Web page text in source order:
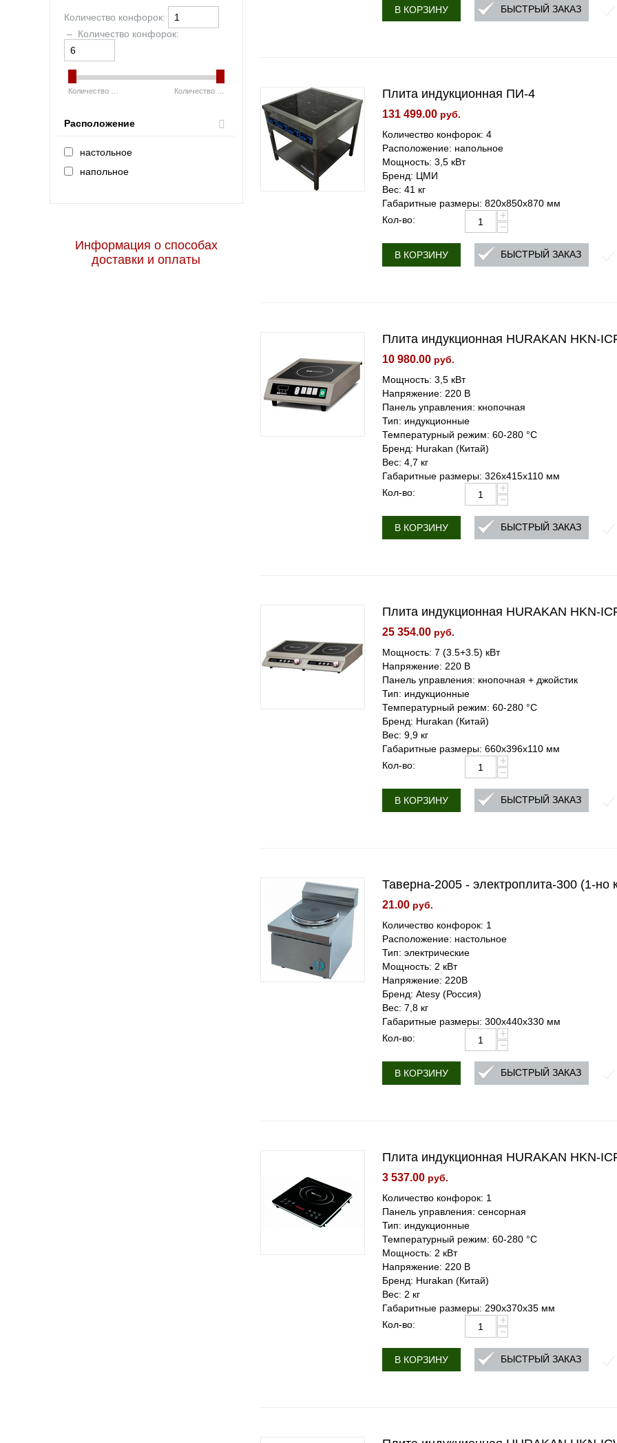
Количество конфорок:
– Количество конфорок:
Количество конфорок: Количество конфорок:
Расположение
настольное
напольное
Информация о способах
доставки и оплаты
В КОРЗИНУ БЫСТРЫЙ ЗАКАЗ
Плита индукционная ПИ-4
131 499.00 руб.
Количество конфорок: 4
Расположение: напольное
Мощность: 3,5 кВт
Бренд: ЦМИ
Вес: 41 кг
Габаритные размеры: 820х850х870 мм
Кол-во:
+
−
В КОРЗИНУ БЫСТРЫЙ ЗАКАЗ
Плита индукционная HURAKAN HKN-
10 980.00 руб.
Мощность: 3,5 кВт
Напряжение: 220 В
Панель управления: кнопочная
Тип: индукционные
Температурный режим: 60-280 °С
Бренд: Hurakan (Китай)
Вес: 4,7 кг
Габаритные размеры: 326x415x110 мм
Кол-во:
+
−
В КОРЗИНУ БЫСТРЫЙ ЗАКАЗ
Плита индукционная HURAKAN HKN-
25 354.00 руб.
Мощность: 7 (3.5+3.5) кВт
Напряжение: 220 В
Панель управления: кнопочная + джойстик
Тип: индукционные
Температурный режим: 60-280 °С
Бренд: Hurakan (Китай)
Вес: 9,9 кг
Габаритные размеры: 660x396x110 мм
Кол-во:
+
−
В КОРЗИНУ БЫСТРЫЙ ЗАКАЗ
Таверна-2005 - электроплита-300 (1-но
21.00 руб.
Количество конфорок: 1
Расположение: настольное
Тип: электрические
Мощность: 2 кВт
Напряжение: 220В
Бренд: Atesy (Россия)
Вес: 7,8 кг
Габаритные размеры: 300х440х330 мм
Кол-во:
+
−
В КОРЗИНУ БЫСТРЫЙ ЗАКАЗ
Плита индукционная HURAKAN HKN-
3 537.00 руб.
Количество конфорок: 1
Панель управления: сенсорная
Тип: индукционные
Температурный режим: 60-280 °С
Мощность: 2 кВт
Напряжение: 220 В
Бренд: Hurakan (Китай)
Вес: 2 кг
Габаритные размеры: 290x370x35 мм
Кол-во:
+
−
В КОРЗИНУ БЫСТРЫЙ ЗАКАЗ